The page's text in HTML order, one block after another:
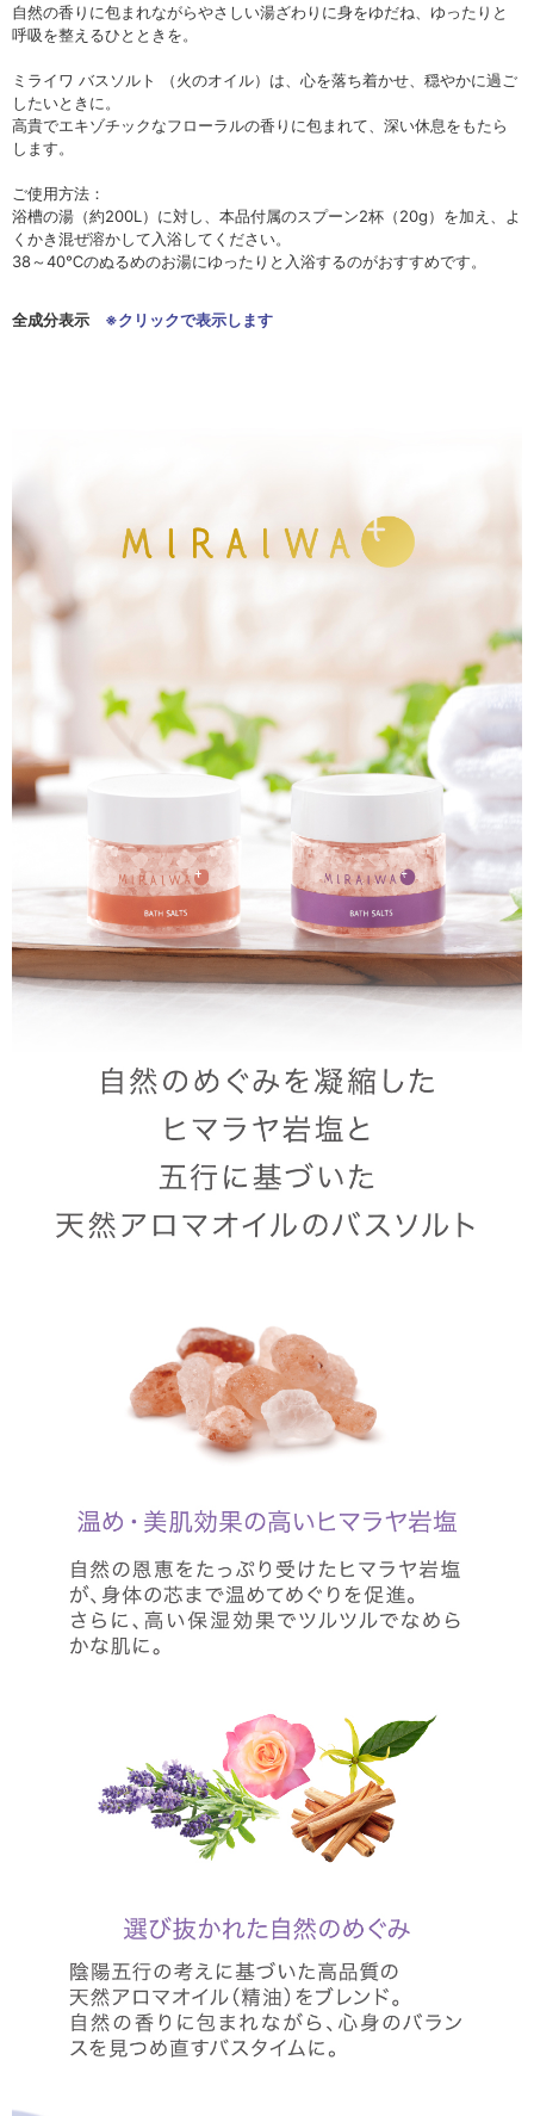
自然の香りに包まれながらやさしい湯ざわりに身をゆだね、ゆったりと
呼吸を整えるひとときを。
ミライワ バスソルト （火のオイル）は、心を落ち着かせ、穏やかに過ご
したいときに。
高貴でエキゾチックなフローラルの香りに包まれて、深い休息をもたら
します。
ご使用方法：
浴槽の湯（約200L）に対し、本品付属のスプーン2杯（20g）を加え、よ
くかき混ぜ溶かして入浴してください。
38～40℃のぬるめのお湯にゆったりと入浴するのがおすすめです。
全成分表示 ※クリックで表示します